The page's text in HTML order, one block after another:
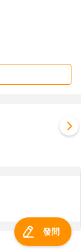
發問